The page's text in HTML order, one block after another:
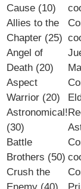
Cause (10)
Allies to the
Chapter (25)
Angel of
Death (20)
Aspect
Warrior (20)
Astronomical!
(30)
Battle
Brothers (50)
Crush the